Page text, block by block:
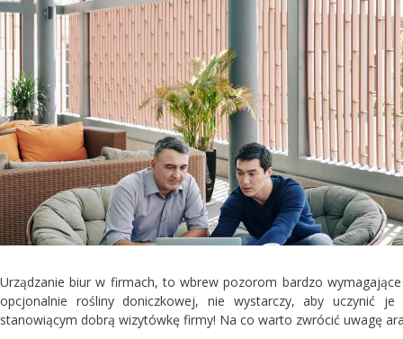
Urządzanie biur w firmach, to wbrew pozorom bardzo
opcjonalnie rośliny doniczkowej, nie wystarczy, aby uczynić
stanowiącym dobrą wizytówkę firmy! Na co warto zwrócić uwagę